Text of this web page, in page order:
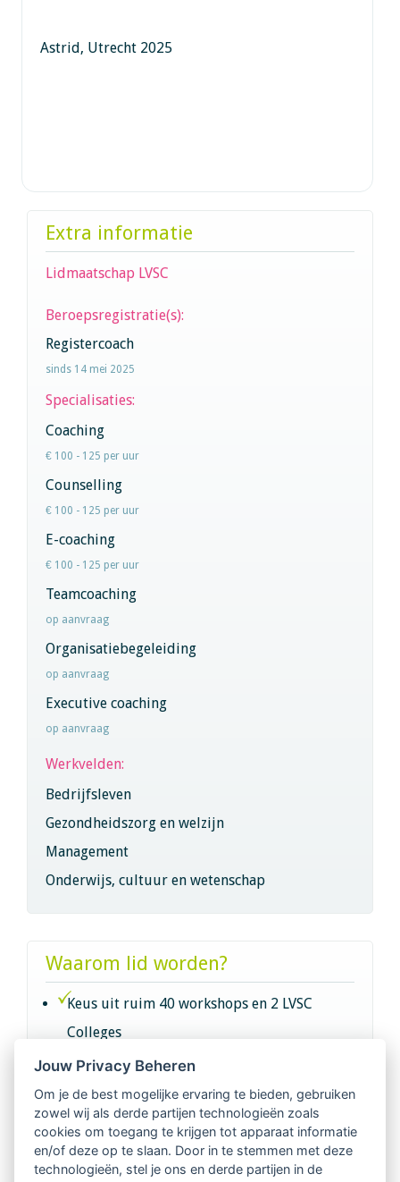
Astrid, Utrecht 2025
Extra informatie
Lidmaatschap LVSC
Beroepsregistratie(s):
Registercoach
sinds 14 mei 2025
Specialisaties:
Coaching
€ 100 - 125 per uur
Counselling
€ 100 - 125 per uur
E-coaching
€ 100 - 125 per uur
Teamcoaching
op aanvraag
Organisatiebegeleiding
op aanvraag
Executive coaching
op aanvraag
Werkvelden:
Bedrijfsleven
Gezondheidszorg en welzijn
Management
Onderwijs, cultuur en wetenschap
Waarom lid worden?
Keus uit ruim 40 workshops en 2 LVSC
Colleges
Intervisie met geregistreerde vakgenoten
Netwerk van 2100 professionals in 14
regio's
Jouw Privacy Beheren
Om je de best mogelijke ervaring te bieden, gebruiken
zowel wij als derde partijen technologieën zoals
cookies om toegang te krijgen tot apparaat informatie
en/of deze op te slaan. Door in te stemmen met deze
technologieën, stel je ons en derde partijen in de